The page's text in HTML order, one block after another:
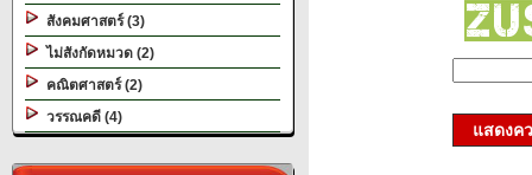
สังคมศาสตร์ (3)
ไม่สังกัดหมวด (2)
คณิตศาสตร์ (2)
วรรณคดี (4)
แสดงค